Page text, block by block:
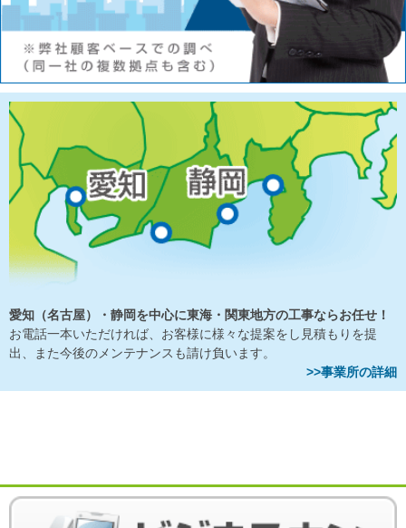
愛知（名古屋）・静岡を中心に東海・関東地方の工事ならお任せ！
お電話一本いただければ、お客様に様々な提案をし見積もりを提
出、また今後のメンテナンスも請け負います。
>>事業所の詳細